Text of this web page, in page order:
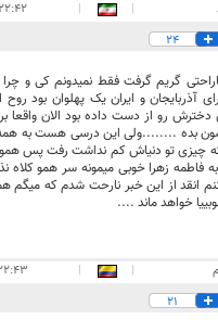
|
|
۲۲:۴۲ - ۱۳۹۰/
24
گریم گرفت فقط نمیدونم کی و چرا
آذربایجان و ایران یک پهلوان بود
رو از دست داده بود الان
بده ........ولی این درسی هست به
چیزی تو دنیاش کم نداشت رفت پس
فاطمه زهرا خوبی میمونه سر همو کلاه
انقد از این خبر نارحت شدم که میگم
خواهد ماند ....
|
|
۲۲:۴۳ - ۱۳۹۰/
21